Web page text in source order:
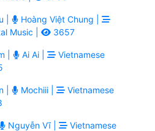
|
Hoàng Việt Chung |
Music |
3657
| Ai Ai |
Vietnamese
| Mochiii |
Vietnamese
Nguyễn Vĩ |
Vietnamese